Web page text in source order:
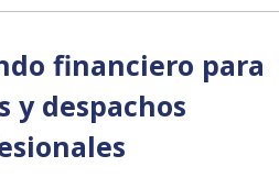
financiero para
y despachos